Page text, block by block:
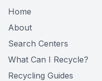
Home
About
Search Centers
What Can I Recycle?
Recycling Guides